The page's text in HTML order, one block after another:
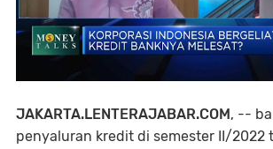
JAKARTA.LENTERAJABAR.COM , --
penyaluran kredit di semester II/2022